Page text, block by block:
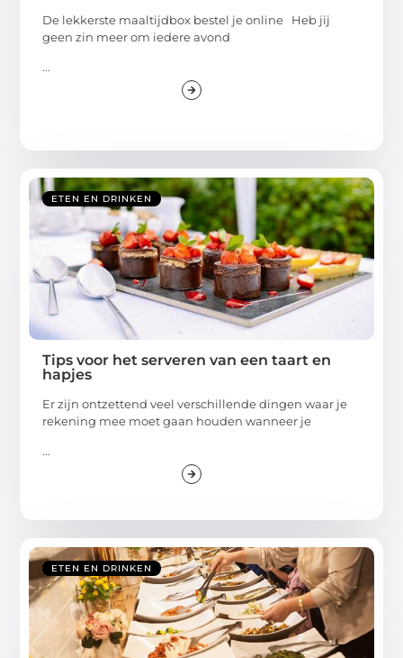
De lekkerste maaltijdbox bestel je online Heb jij
geen zin meer om iedere avond
...
ETEN EN DRINKEN
Tips voor het serveren van een taart en
hapjes
Er zijn ontzettend veel verschillende dingen waar je
rekening mee moet gaan houden wanneer je
...
ETEN EN DRINKEN